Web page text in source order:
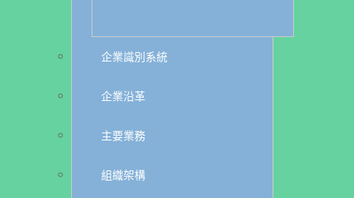
企業識別系統
企業沿革
主要業務
組織架構